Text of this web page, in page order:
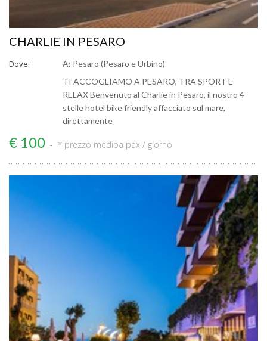
CHARLIE IN PESARO
Dove:
A: Pesaro (Pesaro e Urbino)
TI ACCOGLIAMO A PESARO, TRA SPORT E
RELAX Benvenuto al Charlie in Pesaro, il nostro 4
stelle hotel bike friendly affacciato sul mare,
direttamente
€ 100 * prezzo medioa pax / giorno